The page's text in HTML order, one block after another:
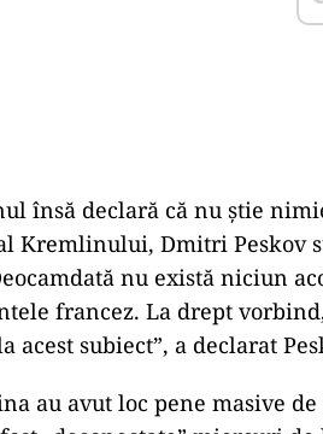
însă declară că nu știe
Kremlinului, Dmitri Peskov
nu există niciun
francez. La drept
acest subiect”, a declarat
au avut loc pene masive